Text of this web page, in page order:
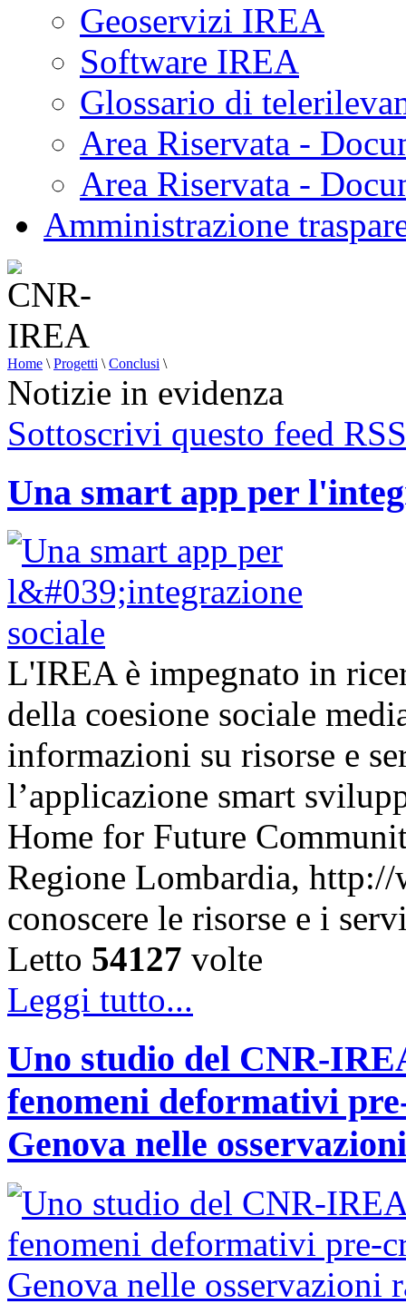
Geoservizi IREA
Software IREA
Glossario di
Area Riservata -
Area Riservata -
Amministrazione
Home \ Progetti \ Conclusi \
Notizie in evidenza
Sottoscrivi questo feed RSS
Una smart app per
L'IREA è impegnato in
della coesione sociale
informazioni su risorse e
l’applicazione smart
Home for Future
Regione Lombardia,
conoscere le risorse e i
Letto 54127 volte
Leggi tutto...
Uno studio del CNR-
fenomeni deformativi
Genova nelle